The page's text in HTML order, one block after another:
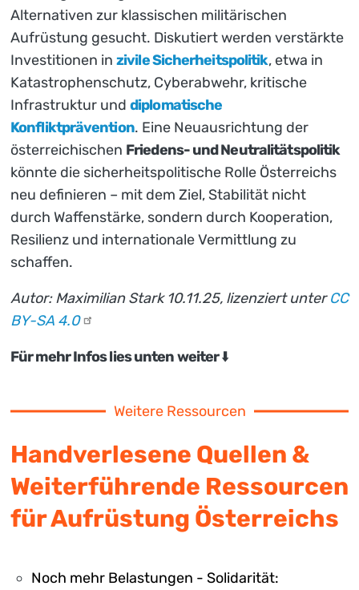
Alternativen zur klassischen militärischen
Aufrüstung gesucht. Diskutiert werden verstärkte
Investitionen in zivile Sicherheitspolitik, etwa in
Katastrophenschutz, Cyberabwehr, kritische
Infrastruktur und diplomatische
Konfliktprävention. Eine Neuausrichtung der
österreichischen Friedens- und Neutralitätspolitik
könnte die sicherheitspolitische Rolle Österreichs
neu definieren – mit dem Ziel, Stabilität nicht
durch Waffenstärke, sondern durch Kooperation,
Resilienz und internationale Vermittlung zu
schaffen.
Autor: Maximilian Stark 10.11.25, lizenziert unterCC
BY-SA 4.0
Für mehr Infos lies unten weiter⬇️
Weitere Ressourcen
Handverlesene Quellen &
Weiterführende Ressourcen
für Aufrüstung Österreichs
Noch mehr Belastungen - Solidarität: